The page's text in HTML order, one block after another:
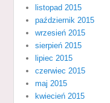
listopad 2015
październik 2015
wrzesień 2015
sierpień 2015
lipiec 2015
czerwiec 2015
maj 2015
kwiecień 2015